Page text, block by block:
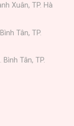
Xuân, TP. Hà
Tân, TP.
Tân, TP.